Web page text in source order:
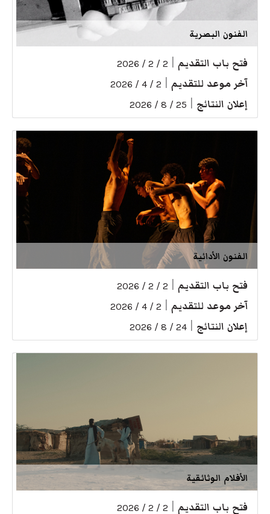
الفنون البصرية
فتح باب التقديم 2 / 2 / 2026
آخر موعد للتقديم 2 / 4 / 2026
إعلان النتائج 25 / 8 / 2026
الفنون الأدائية
فتح باب التقديم 2 / 2 / 2026
آخر موعد للتقديم 2 / 4 / 2026
إعلان النتائج 24 / 8 / 2026
الأفلام الوثائقية
فتح باب التقديم 2 / 2 / 2026